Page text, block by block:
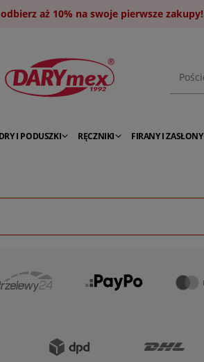
aż 10% na swoje pierwsze zakupy!
I PODUSZKI RĘCZNIKI FIRANY I ZASŁONY